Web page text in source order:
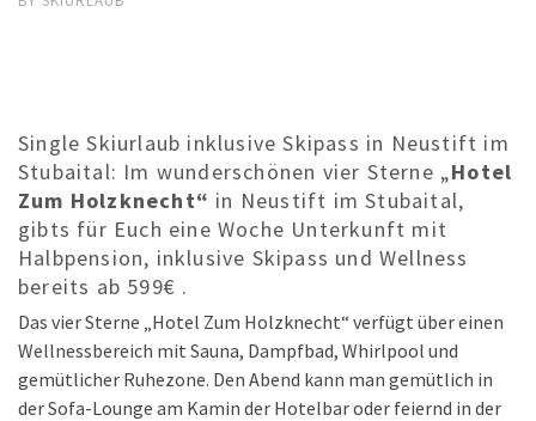
Single Skiurlaub inklusive Skipass in Neustift im
Stubaital: Im wunderschönen vier Sterne „Hotel
Zum Holzknecht“ in Neustift im Stubaital,
gibts für Euch eine Woche Unterkunft mit
Halbpension, inklusive Skipass und Wellness
bereits ab 599€ .
Das vier Sterne „Hotel Zum Holzknecht“ verfügt über einen
Wellnessbereich mit Sauna, Dampfbad, Whirlpool und
gemütlicher Ruhezone. Den Abend kann man gemütlich in
der Sofa-Lounge am Kamin der Hotelbar oder feiernd in der